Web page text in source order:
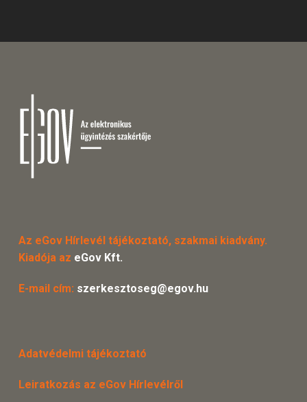
Az eGov Hírlevél tájékoztató, szakmai kiadvány.
Kiadója az eGov Kft.
E-mail cím: szerkesztoseg@egov.hu
Adatvédelmi tájékoztató
Leiratkozás az eGov Hírlevélről